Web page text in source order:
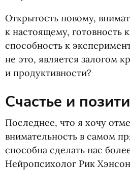
Открытость новому,
к настоящему, готовность
способность к
не это, является залогом
и продуктивности?
Счастье и
Последнее, что я хочу
внимательность в самом
способна сделать нас
Нейропсихолог Рик